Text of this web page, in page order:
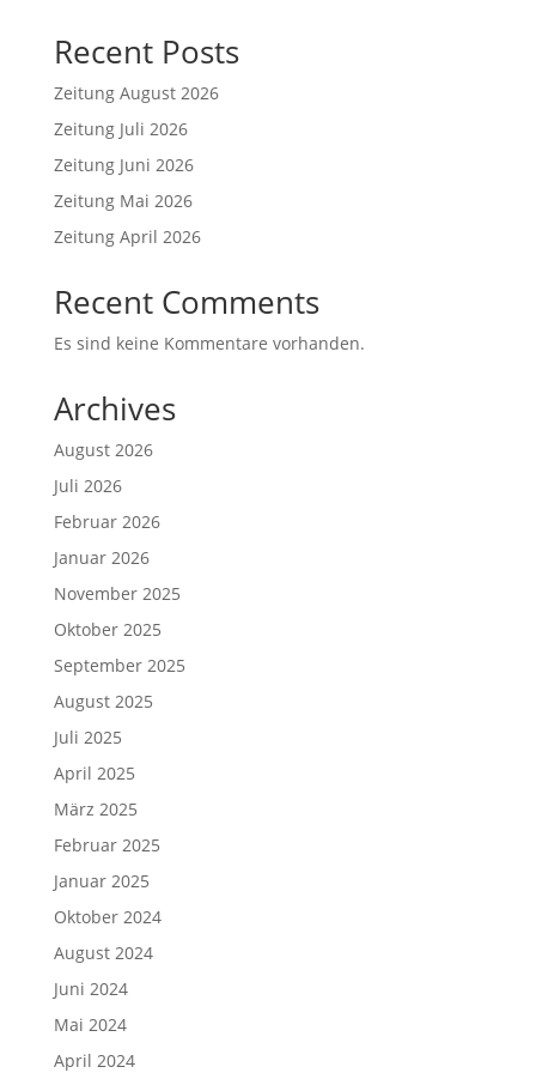
Recent Posts
Zeitung August 2026
Zeitung Juli 2026
Zeitung Juni 2026
Zeitung Mai 2026
Zeitung April 2026
Recent Comments
Es sind keine Kommentare vorhanden.
Archives
August 2026
Juli 2026
Februar 2026
Januar 2026
November 2025
Oktober 2025
September 2025
August 2025
Juli 2025
April 2025
März 2025
Februar 2025
Januar 2025
Oktober 2024
August 2024
Juni 2024
Mai 2024
April 2024